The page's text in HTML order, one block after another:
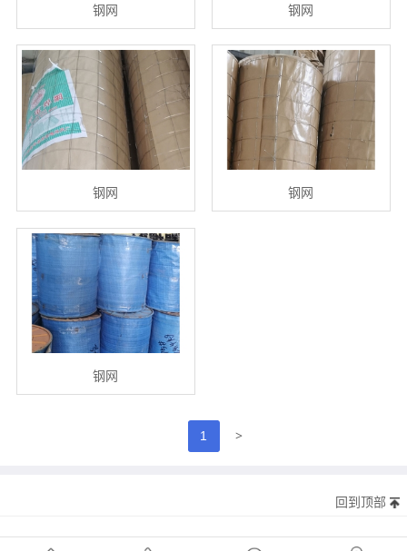
钢网 钢网
钢网 钢网
钢网
1 >
回到顶部